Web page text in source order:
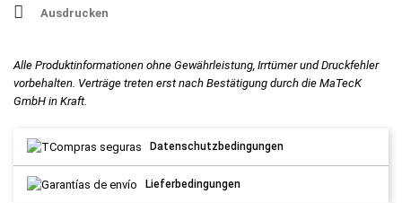
Ausdrucken
Alle Produktinformationen ohne Gewährleistung, Irrtümer und Druckfehler
vorbehalten. Verträge treten erst nach Bestätigung durch die MaTecK
GmbH in Kraft.
Datenschutzbedingungen
Lieferbedingungen